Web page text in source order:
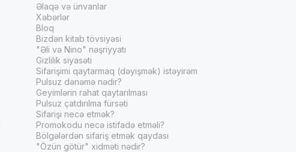
Əlaqə və ünvanlar
Xəbərlər
Bloq
Bizdən kitab tövsiyəsi
"Əli və Nino" nəşriyyatı
Gizlilik siyasəti
Sifarişimi qaytarmaq (dəyişmək) istəyirəm
Pulsuz dənəmə nədir?
Geyimlərin rahat qaytarılması
Pulsuz çatdırılma fürsəti
Sifarişi necə etmək?
Promokodu necə istifadə etməli?
Bölgələrdən sifariş etmək qaydası
"Özün götür" xidməti nədir?